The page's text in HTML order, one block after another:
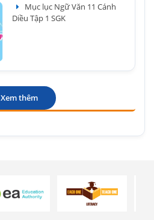
Mục lục Ngữ Văn 11 Cánh
Diều Tập 1 SGK
Xem thêm